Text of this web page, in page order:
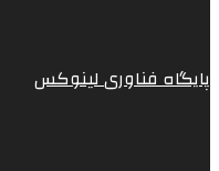
پایگاه فناوری لینوکس